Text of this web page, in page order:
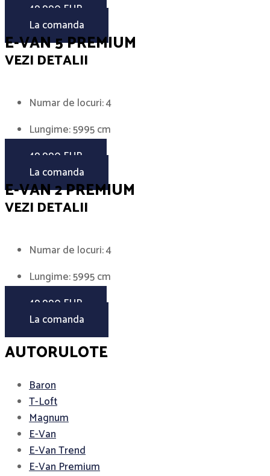
49.990 EUR
La comanda
E-VAN 5 PREMIUM
VEZI DETALII
Numar de locuri: 4
Lungime: 5995 cm
49.990 EUR
La comanda
E-VAN 2 PREMIUM
VEZI DETALII
Numar de locuri: 4
Lungime: 5995 cm
49.990 EUR
La comanda
AUTORULOTE
Baron
T-Loft
Magnum
E-Van
E-Van Trend
E-Van Premium